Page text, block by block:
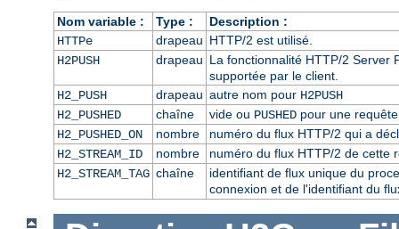
Nom variable : Type :
Description :
HTTPe
drapeau HTTP/2 est utilisé.
H2PUSH
drapeau La fonctionnalité HTTP/2 Server
supportée par le client.
H2_PUSH
drapeau autre nom pour H2PUSH
H2_PUSHED
chaîne vide ou PUSHEDpour une
H2_PUSHED_ON
nombre
numéro du flux HTTP/2 qui a
H2_STREAM_ID
nombre
numéro du flux HTTP/2 de cette
H2_STREAM_TAG chaîne
identifiant de flux unique du
connexion et de l'identifiant du